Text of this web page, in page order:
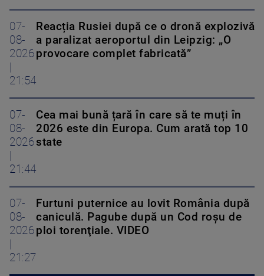
07-
08-
2026
21:54
Reacția Rusiei după ce o dronă explozivă
a paralizat aeroportul din Leipzig: „O
provocare complet fabricată”
07-
08-
2026
21:44
Cea mai bună țară în care să te muți în
2026 este din Europa. Cum arată top 10
state
07-
08-
2026
21:27
Furtuni puternice au lovit România după
caniculă. Pagube după un Cod roşu de
ploi torenţiale. VIDEO